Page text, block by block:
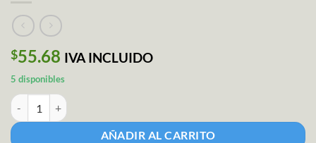
$55.68 IVA INCLUIDO
5 disponibles
MDF Buzón C/Base 30x14CM cantidad
AÑADIR AL CARRITO